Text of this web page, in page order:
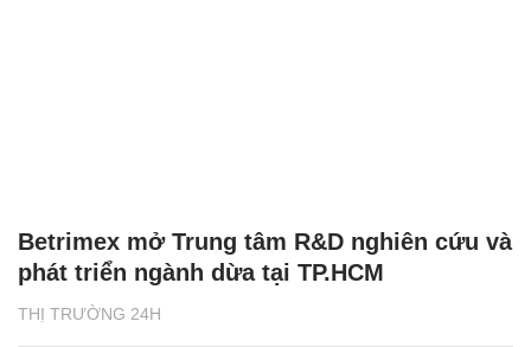
THỊ TRƯỜNG 24H
Betrimex mở Trung tâm R&D nghiên cứu và
phát triển ngành dừa tại TP.HCM